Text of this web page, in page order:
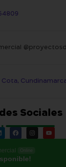
Cota,
Sociales